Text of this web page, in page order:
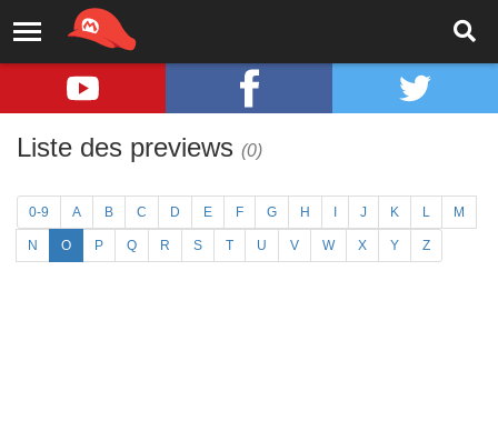
Liste des previews (0)
0-9 A B C D E F G H J K L M
N O P Q R S T U V W X Y Z